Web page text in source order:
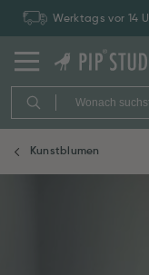
Werktags vor 14
Kunstblumen